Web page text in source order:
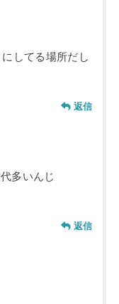
してる場所だし
返信
多いんじ
返信